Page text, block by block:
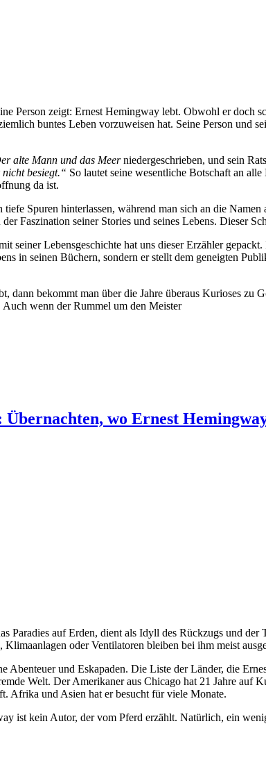
Person zeigt: Ernest Hemingway lebt. Obwohl er
buntes Leben vorzuweisen hat. Seine Person und
alte Mann und das Meerniedergeschrieben, und sein
besiegt.“ So lautet seine wesentliche Botschaft an
da ist.
Spuren hinterlassen, während man sich an die
Faszination seiner Stories und seines Lebens. Dieser
seiner Lebensgeschichte hat uns dieser Erzähler gepackt.
in seinen Büchern, sondern er stellt dem geneigten
dann bekommt man über die Jahre überaus Kurioses
Auch wenn der Rummel um den Meister
wo Ernest
Paradies auf Erden, dient als Idyll des Rückzugs und
oder Ventilatoren bleiben bei ihm meist
Abenteuer und Eskapaden. Die Liste der Länder, die
Welt. Der Amerikaner aus Chicago hat 21 Jahre auf
Afrika und Asien hat er besucht für viele Monate.
ist kein Autor, der vom Pferd erzählt. Natürlich, ein